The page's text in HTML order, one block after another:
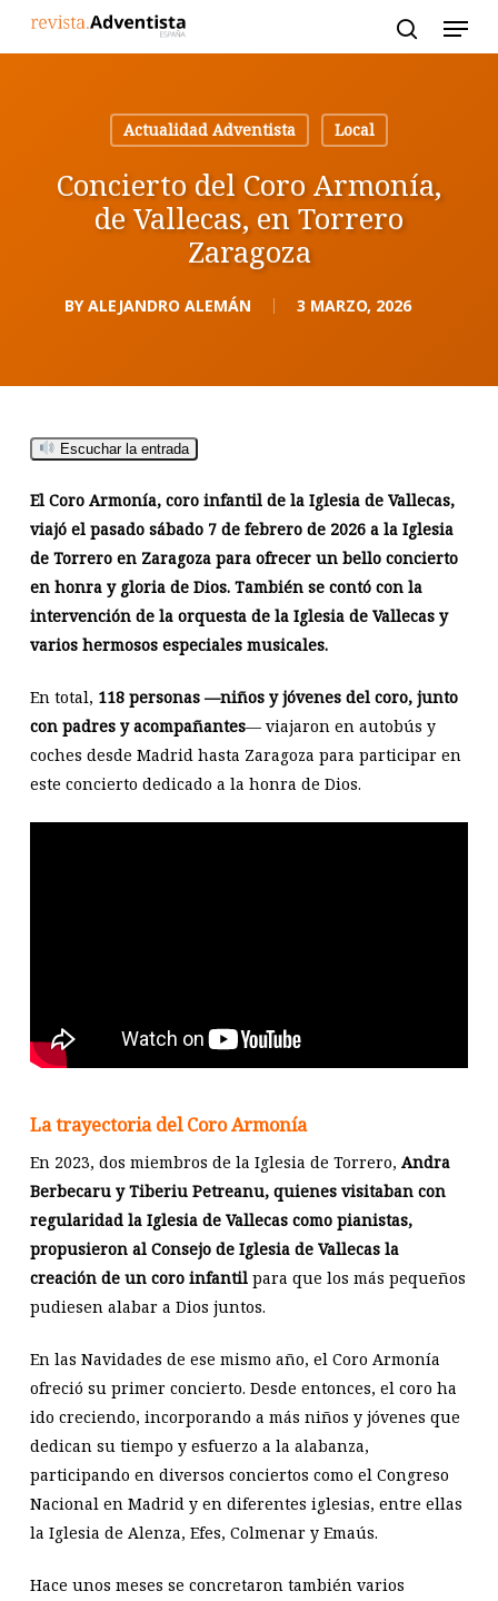
Actualidad Adventista
Local
Concierto del Coro Armonía,
de Vallecas, en Torrero
Zaragoza
BY ALEJANDRO ALEMÁN 3 MARZO, 2026
Escuchar la entrada
El Coro Armonía, coro infantil de la Iglesia de Vallecas,
viajó el pasado sábado 7 de febrero de 2026 a la Iglesia
de Torrero en Zaragoza para ofrecer un bello concierto
en honra y gloria de Dios. También se contó con la
intervención de la orquesta de la Iglesia de Vallecas y
varios hermosos especiales musicales.
En total, 118 personas —niños y jóvenes del coro, junto
con padres y acompañantes— viajaron en autobús y
coches desde Madrid hasta Zaragoza para participar en
este concierto dedicado a la honra de Dios.
La trayectoria del Coro Armonía
En 2023, dos miembros de la Iglesia de Torrero, Andra
Berbecaru y Tiberiu Petreanu, quienes visitaban con
regularidad la Iglesia de Vallecas como pianistas,
propusieron al Consejo de Iglesia de Vallecas la
creación de un coro infantilpara que los más pequeños
pudiesen alabar a Dios juntos.
En las Navidades de ese mismo año, el Coro Armonía
ofreció su primer concierto. Desde entonces, el coro ha
ido creciendo, incorporando a más niños y jóvenes que
dedican su tiempo y esfuerzo a la alabanza,
participando en diversos conciertos como el Congreso
Nacional en Madrid y en diferentes iglesias, entre ellas
la Iglesia de Alenza, Efes, Colmenar y Emaús.
Hace unos meses se concretaron también varios